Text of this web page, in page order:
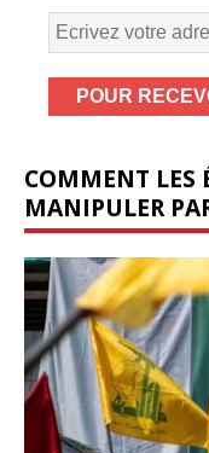
COMMENT LES
MANIPULER